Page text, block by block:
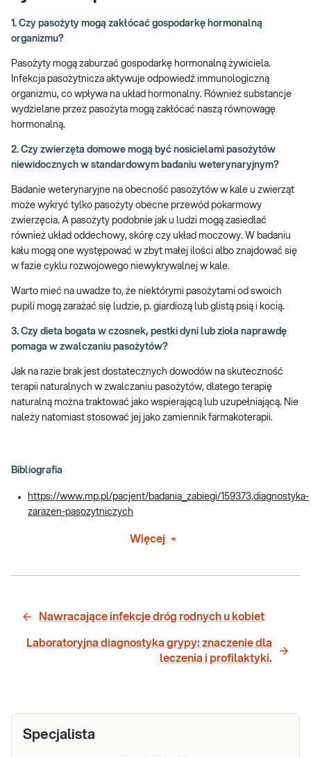
1. Czy pasożyty mogą zakłócać gospodarkę hormonalną
organizmu?
Pasożyty mogą zaburzać gospodarkę hormonalną żywiciela.
Infekcja pasożytnicza aktywuje odpowiedź immunologiczną
organizmu, co wpływa na układ hormonalny. Również substancje
wydzielane przez pasożyta mogą zakłócać naszą równowagę
hormonalną.
2. Czy zwierzęta domowe mogą być nosicielami pasożytów
niewidocznych w standardowym badaniu weterynaryjnym?
Badanie weterynaryjne na obecność pasożytów w kale u zwierząt
może wykryć tylko pasożyty obecne przewód pokarmowy
zwierzęcia. A pasożyty podobnie jak u ludzi mogą zasiedlać
również układ oddechowy, skórę czy układ moczowy. W badaniu
kału mogą one występować w zbyt małej ilości albo znajdować się
w fazie cyklu rozwojowego niewykrywalnej w kale.
Warto mieć na uwadze to, że niektórymi pasożytami od swoich
pupili mogą zarażać się ludzie, p. giardiozą lub glistą psią i kocią.
3. Czy dieta bogata w czosnek, pestki dyni lub zioła naprawdę
pomaga w zwalczaniu pasożytów?
Jak na razie brak jest dostatecznych dowodów na skuteczność
terapii naturalnych w zwalczaniu pasożytów, dlatego terapię
naturalną można traktować jako wspierającą lub uzupełniającą. Nie
należy natomiast stosować jej jako zamiennik farmakoterapii.
Bibliografia
https://www.mp.pl/pacjent/badania_zabiegi/159373,diagnostyka-
zarazen-pasozytniczych
Więcej
Nawracające infekcje dróg rodnych u kobiet
Laboratoryjna diagnostyka grypy: znaczenie dla
leczenia i profilaktyki.
Specjalista